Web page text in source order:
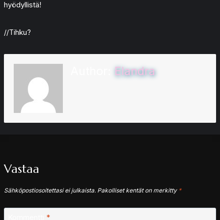
hyödyllistä!
//Tihku?
Elandra
Vastaa
Sähköpostiosoitettasi ei julkaista. Pakolliset kentät on merkitty *
*